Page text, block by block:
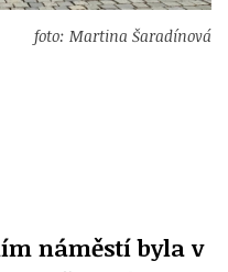
foto: Martina Šaradínová
náměstí byla v